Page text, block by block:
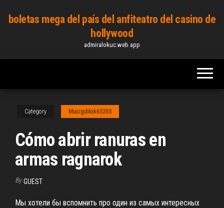
boletas mega del país del anfiteatro del casino de
hollywood
admiralokuc.web.app
Category Musigdilok65355
Cómo abrir ranuras en
armas ragnarok
By GUEST
Мы хотели бы вспомнить про один из самых интересных